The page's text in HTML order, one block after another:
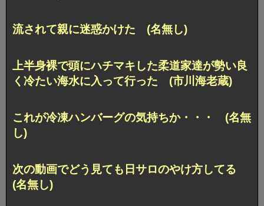
流されて親に迷惑かけた (名無し)
上半身裸で頭にハチマキした柔道家達が勢い良
く冷たい海水に入って行った (市川海老蔵)
これが冷凍ハンバーグの気持ちか・・・ (名無
し)
次の動画でどう見ても日サロのやけ方してる
(名無し)